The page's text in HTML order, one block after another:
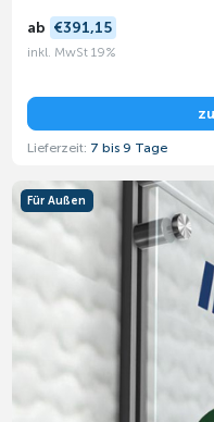
ab €391,15
inkl. MwSt 19%
Lieferzeit: 7 bis 9 Tage
Für Außen